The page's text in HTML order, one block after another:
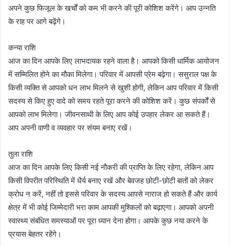
अपने कुछ फिजूल के खर्चों को कम भी करने की पूरी कोशिश करेंगे। आप उन्नति
के राह पर आगे बढ़ेंगे।
कन्या राशि
आज का दिन आपके लिए लाभदायक रहने वाला है। आपको किसी धार्मिक आयोजन
में सम्मिलित होने का मौका मिलेगा। परिवार में आपसी प्रेम बढ़ेगा। ससुराल पक्ष के
किसी व्यक्ति से आपको धन लाभ मिलने से खुशी होगी, लेकिन आप परिवार में किसी
सदस्य से किए हुए वादे को समय रहते पूरा करने की कोशिश करें। कुछ संपर्कों से
आपको लाभ मिलेगा। जीवनसाथी के लिए आप कोई उपहार लेकर आ सकते हैं।
आप अपनी वाणी व व्यवहार पर संयम बनाए रखें।
तुला राशि
आज का दिन आपके लिए किसी नई नौकरी की प्राप्ति के लिए रहेगा, लेकिन आप
किसी विपरीत परिस्थिति में धैर्य बनाए रखें और बेवजह छोटी-छोटी बातों को लेकर
क्रोध न करें, नहीं तो इससे परिवार के सदस्य आपसे नाराज हो सकते हैं और कार्य
क्षेत्र में भी कोई जिम्मेदारी भरा काम आपकी मुश्किलों को बढ़ाएगा। आपको अपनी
स्वास्थ्य संबंधित समस्याओं पर पूरा ध्यान देना होगा। आपके कुछ नया करने के
प्रयास बेहतर रहेंगे।